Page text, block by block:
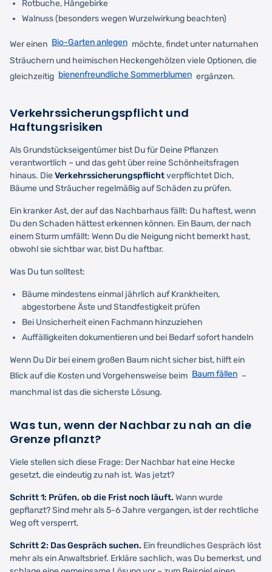
Rotbuche, Hängebirke
Walnuss (besonders wegen Wurzelwirkung beachten)
Wer einen Bio-Garten anlegen möchte, findet unter naturnahen
Sträuchern und heimischen Heckengehölzen viele Optionen, die
gleichzeitig bienenfreundliche Sommerblumen ergänzen.
Verkehrssicherungspflicht und
Haftungsrisiken
Als Grundstückseigentümer bist Du für Deine Pflanzen
verantwortlich – und das geht über reine Schönheitsfragen
hinaus. DieVerkehrssicherungspflichtverpflichtet Dich,
Bäume und Sträucher regelmäßig auf Schäden zu prüfen.
Ein kranker Ast, der auf das Nachbarhaus fällt: Du haftest, wenn
Du den Schaden hättest erkennen können. Ein Baum, der nach
einem Sturm umfällt: Wenn Du die Neigung nicht bemerkt hast,
obwohl sie sichtbar war, bist Du haftbar.
Was Du tun solltest:
Bäume mindestens einmal jährlich auf Krankheiten,
abgestorbene Äste und Standfestigkeit prüfen
Bei Unsicherheit einen Fachmann hinzuziehen
Auffälligkeiten dokumentieren und bei Bedarf sofort handeln
Wenn Du Dir bei einem großen Baum nicht sicher bist, hilft ein
Blick auf die Kosten und Vorgehensweise beim Baum fällen –
manchmal ist das die sicherste Lösung.
Was tun, wenn der Nachbar zu nah an die
Grenze pflanzt?
Viele stellen sich diese Frage: Der Nachbar hat eine Hecke
gesetzt, die eindeutig zu nah ist. Was jetzt?
Schritt 1: Prüfen, ob die Frist noch läuft. Wann wurde
gepflanzt? Sind mehr als 5-6 Jahre vergangen, ist der rechtliche
Weg oft versperrt.
Schritt 2: Das Gespräch suchen. Ein freundliches Gespräch löst
mehr als ein Anwaltsbrief. Erkläre sachlich, was Du bemerkst, und